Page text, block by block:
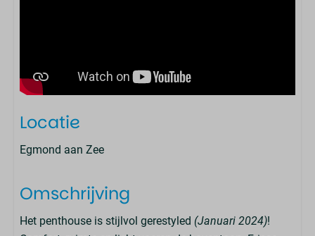
Locatie
Egmond aan Zee
Omschrijving
Het penthouse is stijlvol gerestyled (Januari 2024)!